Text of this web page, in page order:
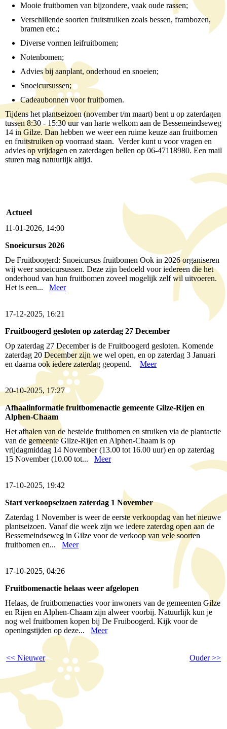
Mooie fruitbomen van bijzondere, vaak oude rassen;
Verschillende soorten fruitstruiken zoals bessen, frambozen,
bramen etc.;
Diverse vormen leifruitbomen;
Notenbomen;
Advies bij aanplant, onderhoud en snoeien;
Snoeicursussen;
Cadeaubonnen voor fruitbomen.
Tijdens het plantseizoen (november t/m maart) bent u op zaterdagen
tussen 8:30 - 15:30 uur van harte welkom aan de Bessemeindseweg
14 in Gilze. Dan hebben we weer een ruime keuze aan fruitbomen
en fruitstruiken op voorraad staan. Verder kunt u voor vragen en
advies op vrijdagen en zaterdagen bellen op 06-47118980. Een mail
sturen mag natuurlijk altijd.
Actueel
11-01-2026, 14:00
Snoeicursus 2026
De Fruitboogerd: Snoeicursus fruitbomen Ook in 2026 organiseren
wij weer snoeicursussen. Deze zijn bedoeld voor iedereen die het
onderhoud van hun fruitbomen zoveel mogelijk zelf wil uitvoeren.
Het is een... Meer
17-12-2025, 16:21
Fruitboogerd gesloten op zaterdag 27 December
Op zaterdag 27 December is de Fruitboogerd gesloten. Komende
zaterdag 20 December zijn we wel open, en op zaterdag 3 Januari
en daarna ook iedere zaterdag geopend. Meer
20-10-2025, 17:27
Afhaalinformatie fruitbomenactie gemeente Gilze-Rijen en
Alphen-Chaam
Het afhalen van de bestelde fruitbomen en struiken via de plantactie
van de gemeente Gilze-Rijen en Alphen-Chaam is op
vrijdagmiddag 14 November (13.00 tot 16.00 uur) en op zaterdag
15 November (10.00 tot... Meer
17-10-2025, 19:42
Start verkoopseizoen zaterdag 1 November
Zaterdag 1 November is weer de eerste verkoopdag van het nieuwe
plantseizoen. Vanaf die week zijn we iedere zaterdag open aan de
Bessemeindseweg in Gilze voor de verkoop van vele soorten
fruitbomen en... Meer
17-10-2025, 04:26
Fruitbomenactie helaas weer afgelopen
Helaas, de fruitbomenacties voor inwoners van de gemeenten Gilze
en Rijen en Alphen-Chaam zijn alweer voorbij. Natuurlijk kun je
nog wel fruitbomen kopen bij De Fruiboogerd. Kijk voor de
openingstijden op deze... Meer
<< Nieuwer Ouder >>